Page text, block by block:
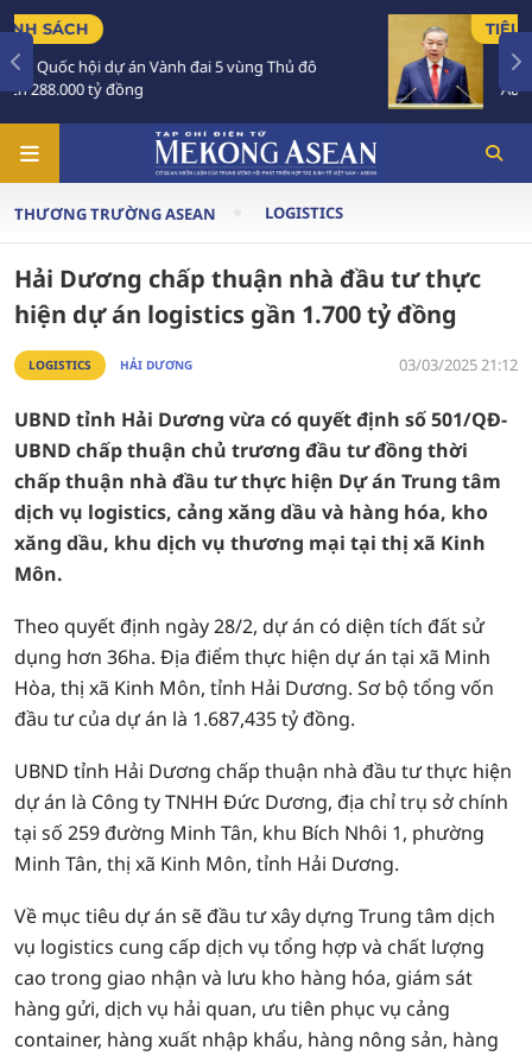
Tổng Bí thư, Chủ tịch nước Tô Lâm sắp thăm
THƯƠNG TRƯỜNG ASEAN LOGISTICS
Hải Dương chấp thuận nhà đầu tư thực
hiện dự án logistics gần 1.700 tỷ đồng
LOGISTICS HẢI DƯƠNG 03/03/2025 21:12
UBND tỉnh Hải Dương vừa có quyết định số 501/QĐ-
UBND chấp thuận chủ trương đầu tư đồng thời
chấp thuận nhà đầu tư thực hiện Dự án Trung tâm
dịch vụ logistics, cảng xăng dầu và hàng hóa, kho
xăng dầu, khu dịch vụ thương mại tại thị xã Kinh
Môn.
Theo quyết định ngày 28/2, dự án có diện tích đất sử
dụng hơn 36ha. Địa điểm thực hiện dự án tại xã Minh
Hòa, thị xã Kinh Môn, tỉnh Hải Dương. Sơ bộ tổng vốn
đầu tư của dự án là 1.687,435 tỷ đồng.
UBND tỉnh Hải Dương chấp thuận nhà đầu tư thực hiện
dự án là Công ty TNHH Đức Dương, địa chỉ trụ sở chính
tại số 259 đường Minh Tân, khu Bích Nhôi 1, phường
Minh Tân, thị xã Kinh Môn, tỉnh Hải Dương.
Về mục tiêu dự án sẽ đầu tư xây dựng Trung tâm dịch
vụ logistics cung cấp dịch vụ tổng hợp và chất lượng
cao trong giao nhận và lưu kho hàng hóa, giám sát
hàng gửi, dịch vụ hải quan, ưu tiên phục vụ cảng
container, hàng xuất nhập khẩu, hàng nông sản, hàng